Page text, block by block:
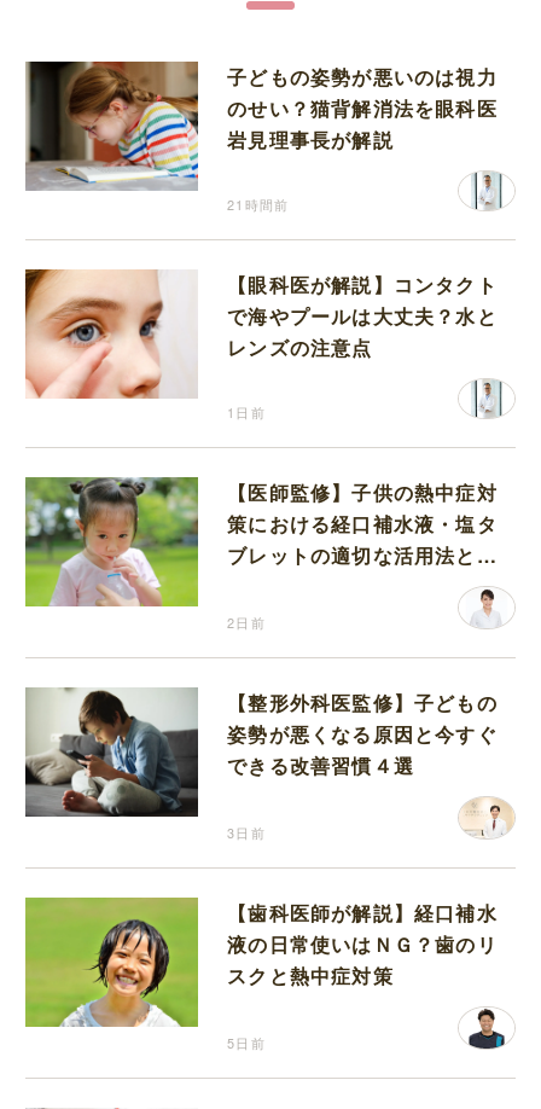
子どもの姿勢が悪いのは視力
のせい？猫背解消法を眼科医
岩見理事長が解説
21時間前
【眼科医が解説】コンタクト
で海やプールは大丈夫？水と
レンズの注意点
1日前
【医師監修】子供の熱中症対
策における経口補水液・塩タ
ブレットの適切な活用法と水
2日前
【整形外科医監修】子どもの
姿勢が悪くなる原因と今すぐ
できる改善習慣４選
3日前
【歯科医師が解説】経口補水
液の日常使いはＮＧ？歯のリ
スクと熱中症対策
5日前